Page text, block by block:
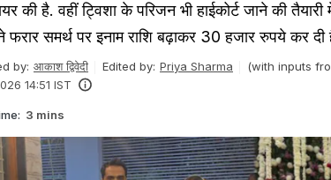
की है. वहीं ट्विशा के परिजन भी हाईकोर्ट जाने की
फरार समर्थ पर इनाम राशि बढ़ाकर 30 हजार रुपये कर दी
by: आकाश द्विवेदी Edited by: Priya Sharma (with inputs
14:51 IST
3 mins